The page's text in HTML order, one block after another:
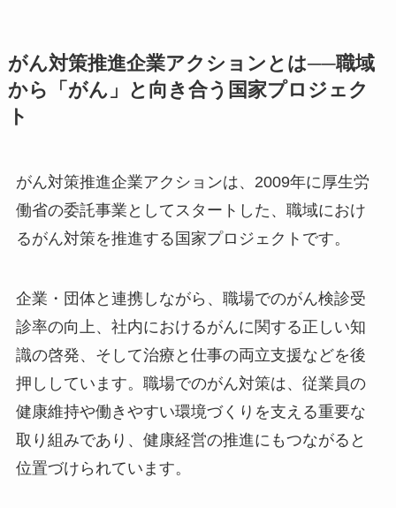
がん対策推進企業アクションとは──職域
から「がん」と向き合う国家プロジェク
ト
がん対策推進企業アクションは、2009年に厚生労
働省の委託事業としてスタートした、職域におけ
るがん対策を推進する国家プロジェクトです。
企業・団体と連携しながら、職場でのがん検診受
診率の向上、社内におけるがんに関する正しい知
識の啓発、そして治療と仕事の両立支援などを後
押ししています。職場でのがん対策は、従業員の
健康維持や働きやすい環境づくりを支える重要な
取り組みであり、健康経営の推進にもつながると
位置づけられています。